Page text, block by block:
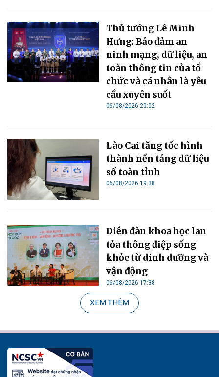
Thủ tướng Lê Minh
Hưng: Bảo đảm an
ninh mạng, dữ liệu, an
toàn thông tin của tổ
chức và cá nhân là yêu
cầu xuyên suốt
06/08/2026 20:02
Lào Cai tăng tốc hình
thành nền tảng dữ liệu
số toàn tỉnh
06/08/2026 19:38
Diễn đàn khoa học lan
tỏa thông điệp sống
khỏe từ dinh dưỡng và
vận động
06/08/2026 17:38
XEM THÊM